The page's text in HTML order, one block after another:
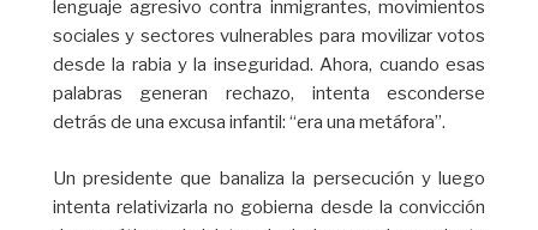
lenguaje agresivo contra inmigrantes, movimientos
sociales y sectores vulnerables para movilizar votos
desde la rabia y la inseguridad. Ahora, cuando esas
palabras generan rechazo, intenta esconderse
detrás de una excusa infantil: “era una metáfora”.
Un presidente que banaliza la persecución y luego
intenta relativizarla no gobierna desde la convicción